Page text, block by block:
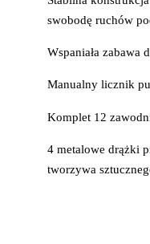
swobodę ruchów
Wspaniała zabawa
Manualny licznik
Komplet 12
4 metalowe drążki
tworzywa